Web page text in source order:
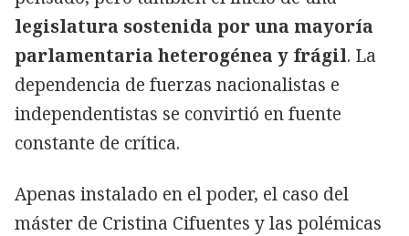
legislatura sostenida por una mayoría
parlamentaria heterogénea y frágil. La
dependencia de fuerzas nacionalistas e
independentistas se convirtió en fuente
constante de crítica.
Apenas instalado en el poder, el caso del
máster de Cristina Cifuentes y las polémicas